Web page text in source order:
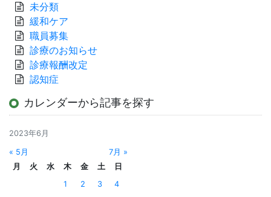
未分類
緩和ケア
職員募集
診療のお知らせ
診療報酬改定
認知症
カレンダーから記事を探す
2023年6月
« 5月
7月 »
月
火 水 木 金 土
日
1
2 3 4